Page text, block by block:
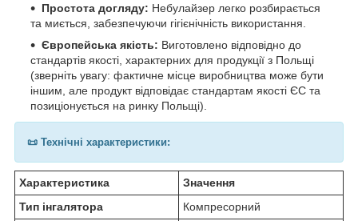
Простота догляду: Небулайзер легко розбирається
та миється, забезпечуючи гігієнічність використання.
Європейська якість: Виготовлено відповідно до
стандартів якості, характерних для продукції з Польщі
(зверніть увагу: фактичне місце виробництва може бути
іншим, але продукт відповідає стандартам якості ЄС та
позиціонується на ринку Польщі).
📜 Технічні характеристики:
Характеристика
Значення
Тип інгалятора
Компресорний